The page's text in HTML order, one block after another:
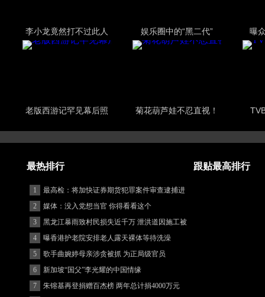
李小龙竟然打不过此人 娱乐圈中的“黑二代” 曝
老版西游记罕见幕后照 菊花葫芦娃不忍直视！
最热排行 跟贴最高排行
1
最高检：将加快证券期货犯罪案件审查逮捕进
度
2
媒体：没入党想当官 你得看看这个
3
黑龙江暴雨致村民损失近千万 泄洪道因施工被
堵
4
曝香港护老院安排老人露天裸体等待洗澡
5
歌手曲婉婷母亲涉贪被抓 为正局级官员
6
新加坡“国父”李光耀的中国情缘
7
朱镕基再登捐赠百杰榜 两年总计捐4000万元